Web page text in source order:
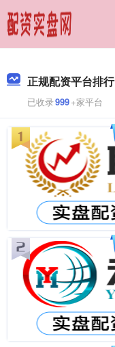
正规配资平台排行
已收录999+家平台